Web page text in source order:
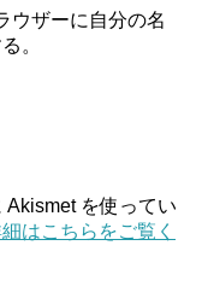
ウザーに自分の名
。
Akismet を使ってい
はこちらをご覧く